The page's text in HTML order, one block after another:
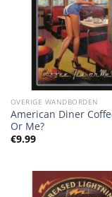
OVERIGE WANDBORDEN
American Diner
Or Me?
€9.99